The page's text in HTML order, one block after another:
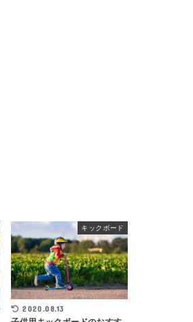
キックボード
2020.08.13